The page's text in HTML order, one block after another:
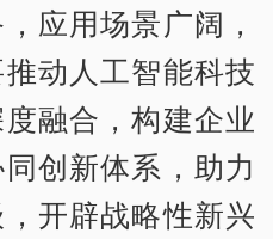
应用场景广阔，
动人工智能科技
融合，构建企业
创新体系，助力
开辟战略性新兴